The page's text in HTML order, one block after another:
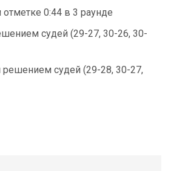
0:44 в 3 раунде
судей (29-27, 30-26, 30-
судей (29-28, 30-27,